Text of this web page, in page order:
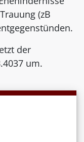
(zB
der
um.